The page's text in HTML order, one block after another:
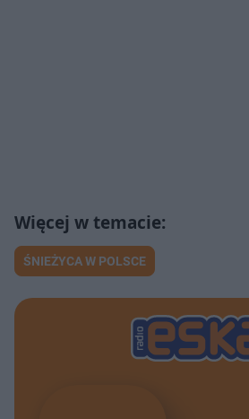
ŚNIEŻYCA W POLSCE